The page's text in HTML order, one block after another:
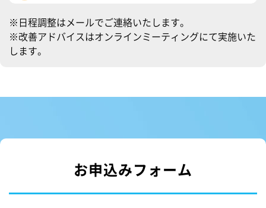
※日程調整はメールでご連絡いたします。
※改善アドバイスはオンラインミーティングにて実施いた
します。
お申込みフォーム